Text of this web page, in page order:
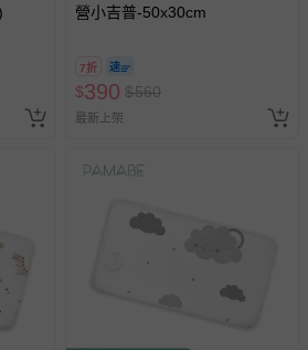
常流程檢查是否完好，若商品遇瑕疵
品訂購與資訊、購物流程、付款方
的使用、退貨及商品運送方式等有疑
愛客服中心
。
同步代購，遇缺貨即會通知媽咪並協
合」等錯誤原因，導致無法安排出貨，
知訂單取消事宜，並將提供適當補
營小吉普-50x30cm
7折
$390 $560
最新上架